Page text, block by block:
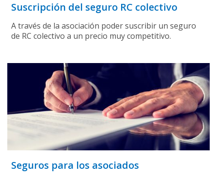
Suscripción del seguro RC colectivo
A través de la asociación poder suscribir un seguro
de RC colectivo a un precio muy competitivo.
Seguros para los asociados